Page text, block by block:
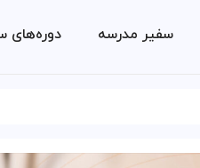
سفیر مدرسه دوره‌های